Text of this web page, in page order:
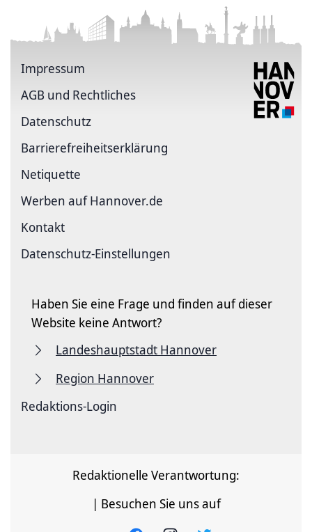
Impressum
AGB und Rechtliches
Datenschutz
Barriere­freiheits­erklärung
Netiquette
Werben auf Hannover.de
Kontakt
Datenschutz-Einstellungen
Haben Sie eine Frage und finden auf dieser
Website keine Antwort?
Landeshauptstadt Hannover
Region Hannover
Redaktions-Login
Redaktionelle Verantwortung:
| Besuchen Sie uns auf